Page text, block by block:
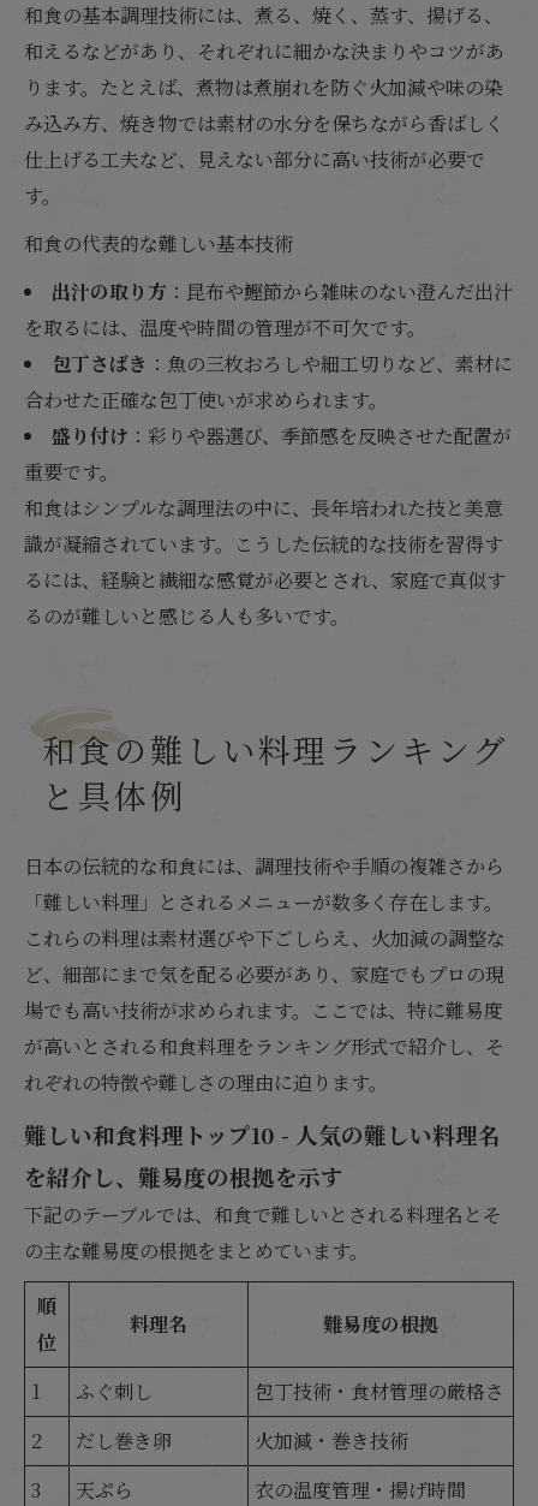
和食の基本調理技術には、煮る、焼く、蒸す、揚げる、
和えるなどがあり、それぞれに細かな決まりやコツがあ
ります。たとえば、煮物は煮崩れを防ぐ火加減や味の染
み込み方、焼き物では素材の水分を保ちながら香ばしく
仕上げる工夫など、見えない部分に高い技術が必要で
す。
和食の代表的な難しい基本技術
出汁の取り方 ：昆布や鰹節から雑味のない澄んだ出汁
を取るには、温度や時間の管理が不可欠です。
包丁さばき ：魚の三枚おろしや細工切りなど、素材に
合わせた正確な包丁使いが求められます。
盛り付け ：彩りや器選び、季節感を反映させた配置が
重要です。
和食はシンプルな調理法の中に、長年培われた技と美意
識が凝縮されています。こうした伝統的な技術を習得す
るには、経験と繊細な感覚が必要とされ、家庭で真似す
るのが難しいと感じる人も多いです。
和食の難しい料理ランキング
と具体例
日本の伝統的な和食には、調理技術や手順の複雑さから
「難しい料理」とされるメニューが数多く存在します。
これらの料理は素材選びや下ごしらえ、火加減の調整な
ど、細部にまで気を配る必要があり、家庭でもプロの現
場でも高い技術が求められます。ここでは、特に難易度
が高いとされる和食料理をランキング形式で紹介し、そ
れぞれの特徴や難しさの理由に迫ります。
難しい和食料理トップ10 - 人気の難しい料理名
を紹介し、難易度の根拠を示す
下記のテーブルでは、和食で難しいとされる料理名とそ
の主な難易度の根拠をまとめています。
順
位
料理名 難易度の根拠
1 ふぐ刺し
包丁技術・食材管理の厳格さ
2
だし巻き卵
火加減・巻き技術
3
天ぷら 衣の温度管理・揚げ時間